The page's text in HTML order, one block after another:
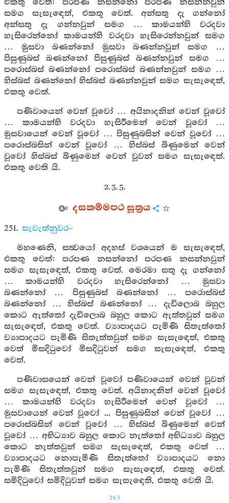
එකතු වෙත්: පරපණ නසන්නෝ පරපණ නසන්නවුන්
සමග සැසැඳෙත්, එකතු වෙත්. අන්සතු දැ ගන්නෝ
අන්සතු දැ ගන්නවුන් සමග … කාමයන්හි වරදවා
හැසිරෙන්නෝ කාමයන්හි වරදවා හැසිරෙන්නවුන් සමග
… මුසවා බණන්නෝ මුසවා බණන්නවුන් සමග …
පිසුණුබස් බණන්නෝ පිසුණුබස් බණන්නවුන් සමග …
පරොස්බස් බණන්නෝ පරොස්බස් බණන්නවුන් සමග …
හිස්බස් බණන්නෝ හිස්බස් බණන්නවුන් සමග සැසැඳෙත්,
එකතු වෙත්.
පණිවායෙන් වෙන් වූවෝ … අයිනාදනින් වෙන් වූවෝ
… කාමයන්හි වරදවා හැසිරීමෙන් වෙන් වූවෝ …
මුසවායෙන් වෙන් වූවෝ … පිසුණුබසින් වෙන් වූවෝ …
පරොස්බසින් වෙන් වූවෝ … හිස්බස් බිණුමෙන් වෙන්
වූවෝ හිස්බස් බිණුමෙන් වෙන් වූවන් සමග සැසැඳෙත්.
එකතු වෙති යි.
2. 3. 5.
දසකම්මපථ සූත්‍රය
251. සැවැත්නුවර–
මහණෙනි, සත්‍වයෝ අදහස් වශයෙන් ම සැසැඳෙත්,
එකතු වෙත්: පරපණ නසන්නෝ පරපණ නසන්නවුන්
සමග සැසැඳෙත්, එකතු වෙත්. මෙරමා සතු දැ ගන්නෝ
… කාමයන්හි වරදවා හැසිරෙන්නෝ … මුසවා
බණන්නෝ … පිසුණුබස් බණන්නෝ … පරොස්බස්
බණන්නෝ … හිස්බස් බණන්නෝ … දැඩිලොබ බහුල
කොට ඇත්තෝ දැඩිලොබ බහුල කොට ඇත්තවුන් සමග
සැසැඳෙත්, එකතු වෙත්. ව්‍යාපාදයට පැමිණි සිතැත්තෝ
ව්‍යාපාදයට පැමිණි සිතැත්තවුන් සමග සැසැඳෙත්, එකතු
වෙත් මිසදිටුවෝ මිසදිටුවන් සමග සැසැඳෙත්, එකතු
වෙත්.
පණිවාසයෙන් වෙන් වූවෝ පණිවායෙන් වෙන් වූවන්
සමග සැසැඳෙත්, එකතු වෙත්. අයිනාදනින් වෙන් වූවෝ
… කාමයන්හි වරදවා හැසිරීමෙන් වෙන් වූවෝ …
මුසවායෙන් වෙන් වූවෝ ... පිසුණුබසින් වෙන් වූවෝ …
පරොස්බසින් වෙන් වූවෝ … හිස්බස් බිණුමෙන් වෙන්
වූවෝ … අභිධ්‍යාව බහුල කොට නැත්තෝ අභිධ්‍යාව බහුල
කොට නැත්තවුන් සමග සැසැඳෙත්, එකතු වෙත් …
ව්‍යාපාදයට නොපැමිණි සිතැත්තෝ ව්‍යාපාදයට නො
පැමිණි සිතැත්තවුන් සමග සැසැඳෙත්, එකතු වෙත්.
සමිදිටුවෝ සමිදිටුවන් සමග සැසැඳෙති, එකතු වෙති යි.
263